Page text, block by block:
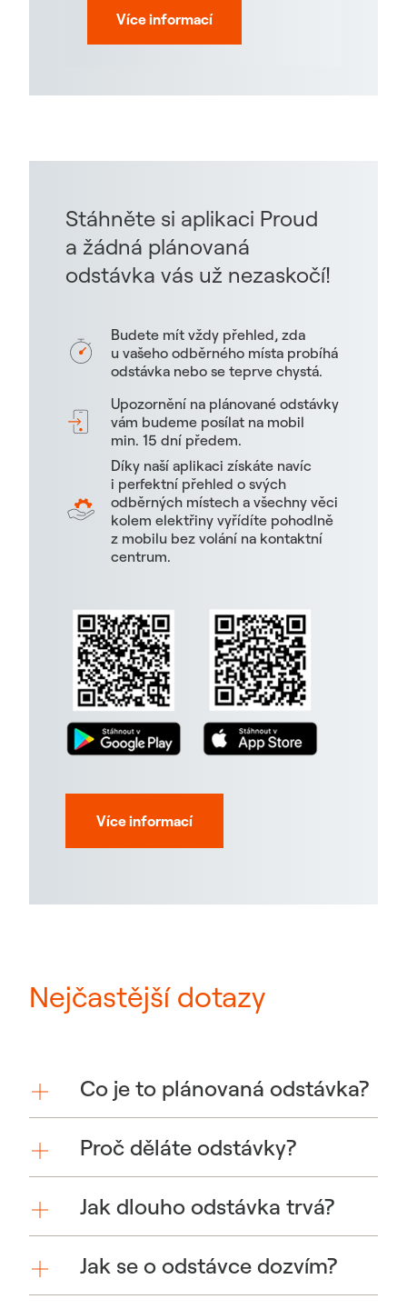
Více informací
Stáhněte si aplikaci Proud
a žádná plánovaná
odstávka vás už nezaskočí!
Budete mít vždy přehled, zda
u vašeho odběrného místa probíhá
odstávka nebo se teprve chystá.
Upozornění na plánované odstávky
vám budeme posílat na mobil
min. 15 dní předem.
Díky naší aplikaci získáte navíc
i perfektní přehled o svých
odběrných místech a všechny věci
kolem elektřiny vyřídíte pohodlně
z mobilu bez volání na kontaktní
centrum.
Více informací
Nejčastější dotazy
Co je to plánovaná odstávka?
Proč děláte odstávky?
Jak dlouho odstávka trvá?
Jak se o odstávce dozvím?